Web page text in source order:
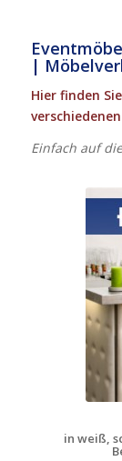
|
Hier finden
Einfach auf
in weiß,